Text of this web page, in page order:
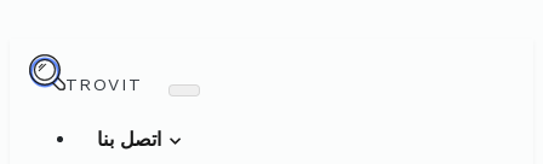
TROVIT